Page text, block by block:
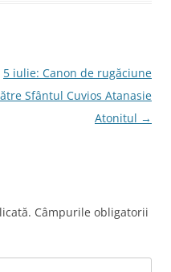
5 iulie: Canon de rugăciune
Sfântul Cuvios Atanasie
Atonitul →
Câmpurile obligatorii